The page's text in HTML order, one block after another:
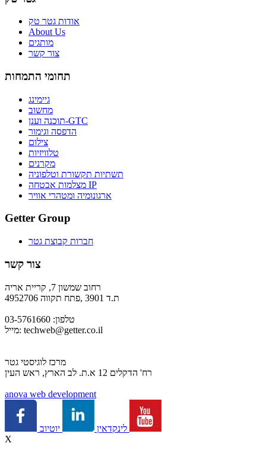
אודות גטר טק
About Us
מותגים
צור קשר
תחומי התמחות
גיימינג
מחשוב
תוכנה וענן-GTC
הדפסה וגימור
צילום
טלוויזיות
מקרנים
תשתיות תקשורת וטלפוניה
מצלמות אבטחה IP
ארגונומיה ומטהרי אוויר
Getter Group
חברות קבוצת גטר
צור קשר
רחוב שמשון 7, קריית אריה
ת.ד 3901 ,פתח תקווה 4952706
טלפון: 03-5761660
מייל: techweb@getter.co.il
מרכז לוגיסטי גטר
רח' הדקלים 12 א.ת. לב הארץ, ראש העין
anova web development
לינקדאין
X